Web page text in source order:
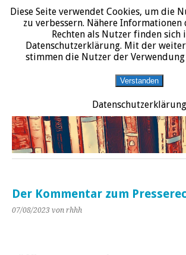
START DATENSCHUTZERKLÄRUNG
JURALIT
Rezensionen juristischer
Der Kommentar zum
07/08/2023 von rhhh
Diese Seite verwendet Cookies, um die
zu verbessern. Nähere Informationen
Rechten als Nutzer finden sich
Datenschutzerklärung. Mit der
stimmen die Nutzer der Verwendung
Verstanden
Datenschutzerklärung